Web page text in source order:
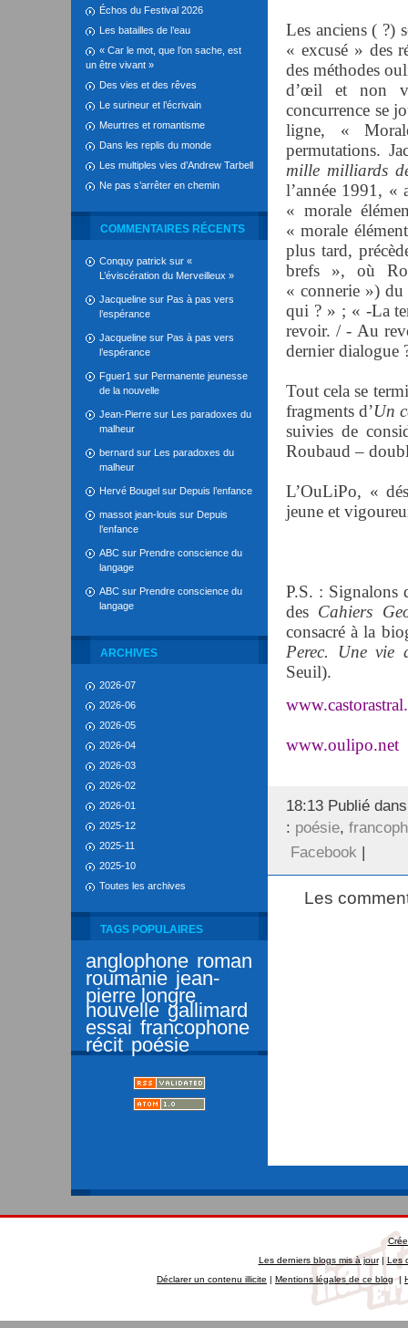
Échos du Festival 2026
Les batailles de l’eau
« Car le mot, que l’on sache, est
un être vivant »
Des vies et des rêves
Le surineur et l’écrivain
Meurtres et romantisme
Dans les replis du monde
Les multiples vies d’Andrew Tarbell
Ne pas s’arrêter en chemin
COMMENTAIRES RÉCENTS
Conquy patrick sur «
L’éviscération du Merveilleux »
Jacqueline sur Pas à pas vers
l’espérance
Jacqueline sur Pas à pas vers
l’espérance
Fguer1 sur Permanente jeunesse
de la nouvelle
Jean-Pierre sur Les paradoxes du
malheur
bernard sur Les paradoxes du
malheur
Hervé Bougel sur Depuis l’enfance
massot jean-louis sur Depuis
l’enfance
ABC sur Prendre conscience du
langage
ABC sur Prendre conscience du
langage
ARCHIVES
2026-07
2026-06
2026-05
2026-04
2026-03
2026-02
2026-01
2025-12
2025-11
2025-10
Toutes les archives
TAGS POPULAIRES
anglophone roman
roumanie jean-
pierre longre
nouvelle gallimard
essai francophone
récit poésie
Les anciens ( ?)
« excusé » des
des méthodes
d’œil et non
concurrence se
ligne, «
permutations.
mille milliards
l’année 1991,
« morale
« morale
plus tard,
brefs », où
« connerie »)
qui ? » ; « -La
revoir. / - Au
dernier dialogue
Tout cela se
fragments d’Un
suivies de
Roubaud –
L’OuLiPo, «
jeune et
P.S. : Signalons
des Cahiers
consacré à la
Perec. Une vie
Seuil).
www.oulipo.net
18:13 Publié
: poésie,
Facebook |
Les
Les derniers blogs mis à jour|Les
Déclarer un contenu illicite | Mentions légales de ce blog|